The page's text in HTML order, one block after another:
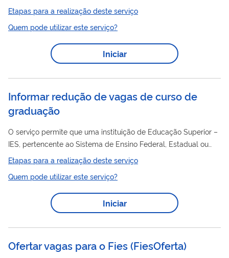
mobiliários a serem ofertados, suas características, volume,
preço, forma e locais de colocação, bem como apresentar o
seu emissor, contribuindo para a tomada de decisão
termos do art. 3º do Decreto nº 10.178/2019, as atividades
níveis: nível I (risco...
Etapas para a realização deste serviço
Quem pode utilizar este serviço?
Iniciar
Informar redução de vagas de curso de
graduação
O serviço permite que uma instituição de Educação Superior –
IES, pertencente ao Sistema de Ensino Federal, Estadual ou
Militar, informe as reduções de vagasocorridas em seus
do documento de orientações . De acordo com Portaria
Normativa 23/2017, Art. 45, Inciso X, a redução devagas
independe de ato prévio do MEC, e deve ser informada à
Etapas para a realização deste serviço
Quem pode utilizar este serviço?
Iniciar
Ofertar vagas para o Fies(FiesOferta)